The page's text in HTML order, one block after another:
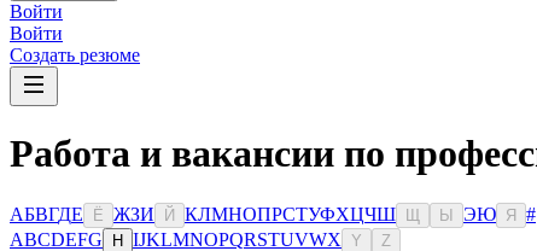
Войти
Войти
Создать резюме
Работа и вакансии по
АБВГДЕ Ё ЖЗИ Й КЛМНОПРСТУФХЦЧШ Ы ЭЮ Я
#
ABCDEFG H IJKLMNOPQRSTUVWX Y Z